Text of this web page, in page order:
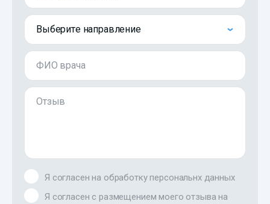
Выберите направление
ФИО врача
Отзыв
Я согласен на обработку персональнх данных
Я согласен с размещением моего отзыва на